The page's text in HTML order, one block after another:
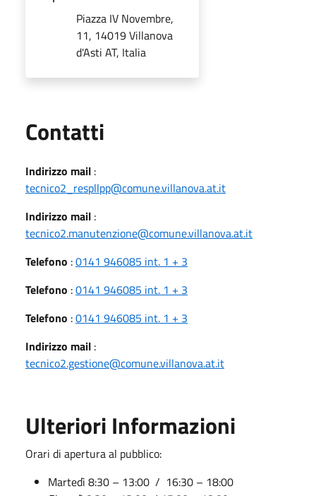
Piazza IV Novembre,
11, 14019 Villanova
d'Asti AT, Italia
Contatti
Indirizzo mail :
tecnico2_respllpp@comune.villanova.at.it
Indirizzo mail :
tecnico2.manutenzione@comune.villanova.at.it
Telefono :0141 946085 int. 1 + 3
Telefono :0141 946085 int. 1 + 3
Telefono :0141 946085 int. 1 + 3
Indirizzo mail :
tecnico2.gestione@comune.villanova.at.it
Ulteriori Informazioni
Orari di apertura al pubblico:
Martedì 8:30 – 13:00 / 16:30 – 18:00